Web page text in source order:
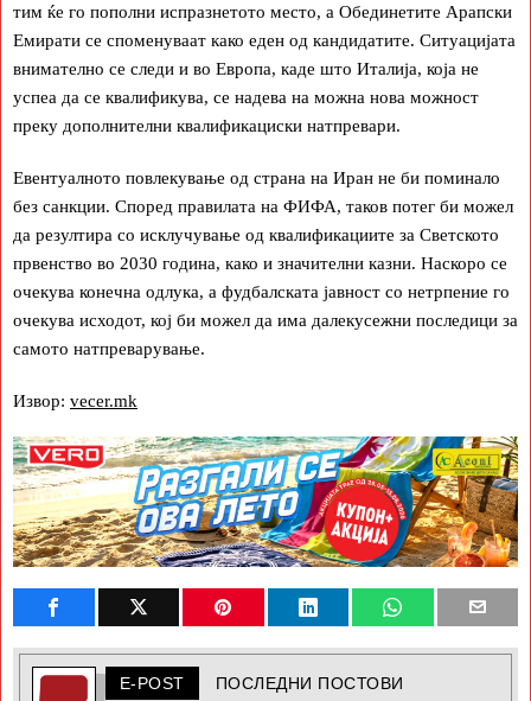
тим ќе го пополни испразнетото место, а Обединетите Арапски
Емирати се споменуваат како еден од кандидатите. Ситуацијата
внимателно се следи и во Европа, каде што Италија, која не
успеа да се квалификува, се надева на можна нова можност
преку дополнителни квалификациски натпревари.
Евентуалното повлекување од страна на Иран не би поминало
без санкции. Според правилата на ФИФА, таков потег би можел
да резултира со исклучување од квалификациите за Светското
првенство во 2030 година, како и значителни казни. Наскоро се
очекува конечна одлука, а фудбалската јавност со нетрпение го
очекува исходот, кој би можел да има далекусежни последици за
самото натпреварување.
Извор: vecer.mk
E-POST ПОСЛЕДНИ ПОСТОВИ